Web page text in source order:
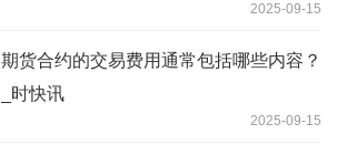
2025-09-15
期货合约的交易费用通常包括哪些内容？
_时快讯
2025-09-15